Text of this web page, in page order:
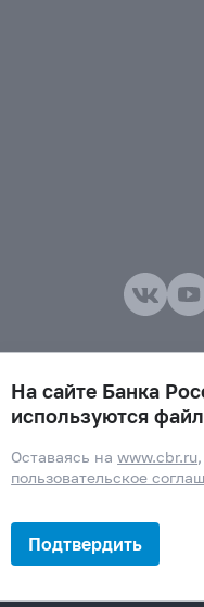
На сайте Банка
используются
Оставаясь наwww.cbr.ru
пользовательское
Подтвердить